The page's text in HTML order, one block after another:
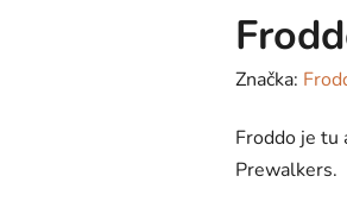
Značka:
Froddo je tu
Prewalkers.